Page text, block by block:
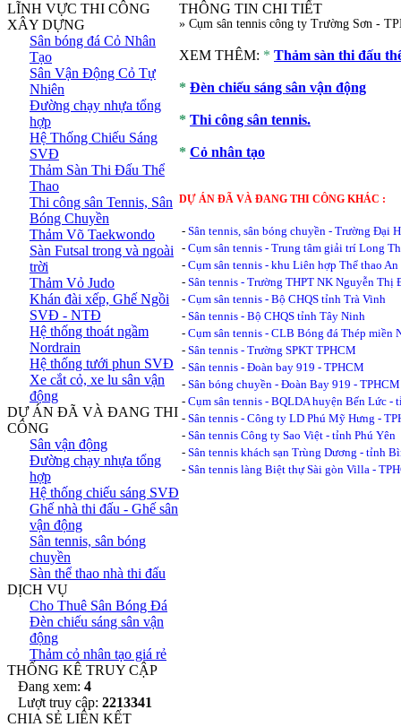
LĨNH VỰC THI CÔNG
XÂY DỰNG
Sân bóng đá Cỏ Nhân
Tạo
Sân Vận Động Cỏ Tự
Nhiên
Đường chạy nhựa tổng
hợp
Hệ Thống Chiếu Sáng
SVĐ
Thảm Sàn Thi Đấu Thể
Thao
Thi công sân Tennis, Sân
Bóng Chuyền
Thảm Võ Taekwondo
Sàn Futsal trong và ngoài
trời
Thảm Vỏ Judo
Khán đài xếp, Ghế Ngồi
SVĐ - NTĐ
Hệ thống thoát ngầm
Nordrain
Hệ thống tưới phun SVĐ
Xe cắt cỏ, xe lu sân vận
động
DỰ ÁN ĐÃ VÀ ĐANG THI
CÔNG
Sân vận động
Đường chạy nhựa tổng
hợp
Hệ thống chiếu sáng SVĐ
Ghế nhà thi đấu - Ghế sân
vận động
Sân tennis, sân bóng
chuyền
Sàn thể thao nhà thi đấu
DỊCH VỤ
Cho Thuê Sân Bóng Đá
Đèn chiếu sáng sân vận
động
Thảm cỏ nhân tạo giá rẻ
THỐNG KÊ TRUY CẬP
Đang xem: 4
Lượt truy cập: 2213341
CHIA SẺ LIÊN KẾT
THÔNG TIN CHI TIẾT
» Cụm sân tennis công ty Trường Sơn -
XEM THÊM: * Thảm sàn thi đấu
* Đèn chiếu sáng sân vận động
* Thi công sân tennis.
* Cỏ nhân tạo
DỰ ÁN ĐÃ VÀ ĐANG THI CÔNG KHÁC :
- Sân tennis, sân bóng chuyền - Trường Đại
- Cụm sân tennis - Trung tâm giải trí Long
- Cụm sân tennis - khu Liên hợp Thể thao
- Sân tennis - Trường THPT NK Nguyễn Thị
- Cụm sân tennis - Bộ CHQS tỉnh Trà Vinh
- Sân tennis - Bộ CHQS tỉnh Tây Ninh
- Cụm sân tennis - CLB Bóng đá Thép miền
- Sân tennis - Trường SPKT TPHCM
- Sân tennis - Đoàn bay 919 - TPHCM
- Sân bóng chuyền - Đoàn Bay 919 - TPHCM
- Cụm sân tennis - BQLDA huyện Bến Lức -
- Sân tennis - Công ty LD Phú Mỹ Hưng -
- Sân tennis Công ty Sao Việt - tỉnh Phú Yên
- Sân tennis khách sạn Trùng Dương - tỉnh
- Sân tennis làng Biệt thự Sài gòn Villa -